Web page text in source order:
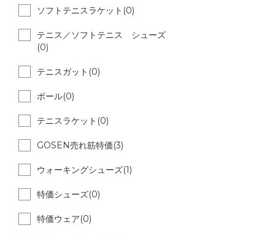
ソフトテニスラケット(0)
テニス／ソフトテニス シューズ
(0)
テニスガット(0)
ボール(0)
テニスラケット(0)
GOSEN売れ筋特価(3)
ウォーキングシューズ(1)
特価シューズ(0)
特価ウェア(0)